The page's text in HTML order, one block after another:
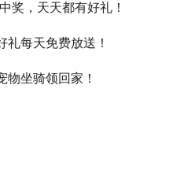
奖，天天都有好礼！
每天免费放送！
坐骑领回家！